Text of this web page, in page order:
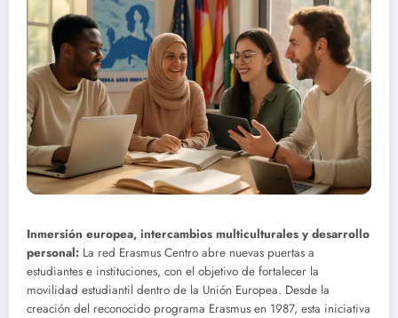
Inmersión europea, intercambios multiculturales y desarrollo
personal: La red Erasmus Centro abre nuevas puertas a
estudiantes e instituciones, con el objetivo de fortalecer la
movilidad estudiantil dentro de la Unión Europea. Desde la
creación del reconocido programa Erasmus en 1987, esta iniciativa